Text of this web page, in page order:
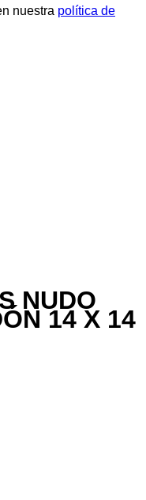
nuestra política de
NUDO
14 X 14